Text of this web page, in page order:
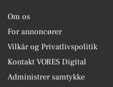
Om os
For annoncører
Vilkår og Privatlivspolitik
Kontakt VORES Digital
Administrer samtykke